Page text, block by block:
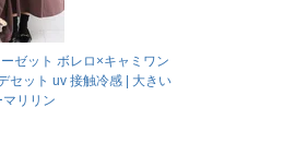
ゼット ボレロ×キャミワン
セット uv 接触冷感 | 大きい
リリン